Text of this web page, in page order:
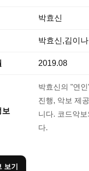
박효신
박효신,김이나
2019.08
보
박효신의 "연
진행, 악보 제
니다. 코드악
다.
보기